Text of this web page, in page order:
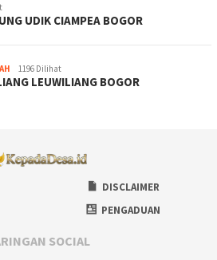
UDIK CIAMPEA BOGOR
1196 Dilihat
LEUWILIANG BOGOR
DISCLAIMER
PENGADUAN
SOCIAL